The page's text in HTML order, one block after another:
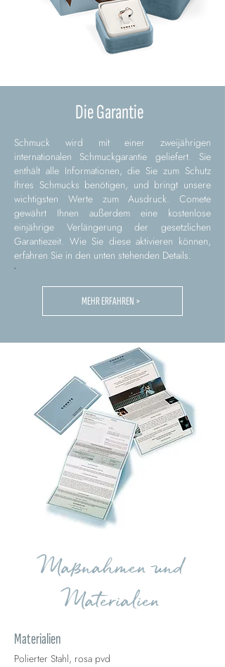
Die Garantie
Schmuck wird mit einer zweijährigen
internationalen Schmuckgarantie geliefert. Sie
enthält alle Informationen, die Sie zum Schutz
Ihres Schmucks benötigen, und bringt unsere
wichtigsten Werte zum Ausdruck. Comete
gewährt Ihnen außerdem eine kostenlose
einjährige Verlängerung der gesetzlichen
Garantiezeit. Wie Sie diese aktivieren können,
erfahren Sie in den unten stehenden Details.
MEHR ERFAHREN >
Maßnahmen und
Materialien
Materialien
Polierter Stahl, rosa pvd